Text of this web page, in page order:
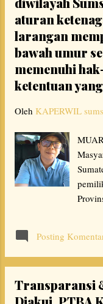
aturan
larangan
bawah umur
memenuhi
ketentuan
Oleh KAPERWIL
Posting
Transparansi